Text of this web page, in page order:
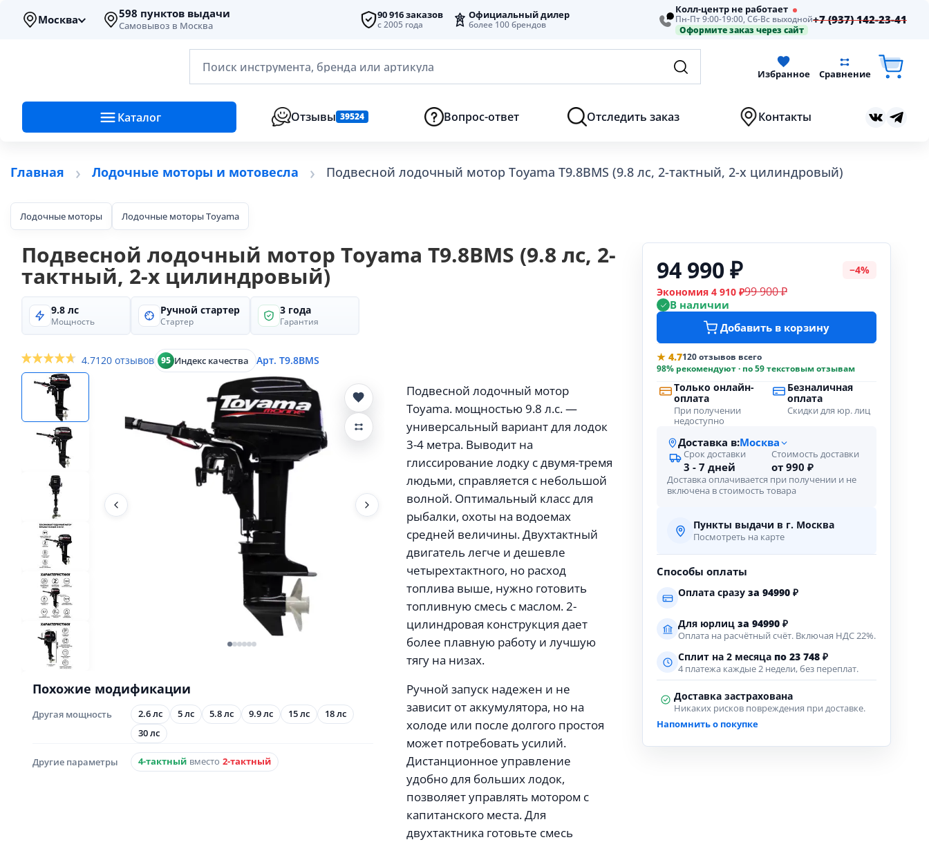
Москва 598 пунктов выдачи
Самовывоз в Москва
90 916 заказов
с 2005 года
Официальный дилер
более 100 брендов
Колл-центр не работает
Пн-Пт 9:00-19:00, Сб-Вс выходной
Оформите заказ через сайт
+7 (937) 142-23-41
Поиск инструмента, бренда или артикула Избранное Сравнение
Каталог Отзывы 39524 Вопрос-ответ Отследить заказ Контакты
Главная Лодочные моторы и мотовесла Подвесной лодочный мотор Toyama T9.8BMS (9.8 лс, 2-тактный, 2-х цилиндровый)
Лодочные моторы Лодочные моторы Toyama
Подвесной лодочный мотор Toyama T9.8BMS (9.8 лс, 2-
тактный, 2-х цилиндровый)
9.8 лс
Мощность
Ручной стартер
Стартер
3 года
Гарантия
4.7120 отзывов 95 Индекс качества Арт. T9.8BMS
Похожие модификации
Другая мощность 2.6 лс 5 лс 5.8 лс 9.9 лс 15 лс
18 лс
30 лс
Другие параметры 4-тактный вместо 2-тактный
Подвесной лодочный мотор
Toyama. мощностью 9.8 л.с. —
универсальный вариант для лодок
3-4 метра. Выводит на
глиссирование лодку с двумя-тремя
людьми, справляется с небольшой
волной. Оптимальный класс для
рыбалки, охоты на водоемах
средней величины. Двухтактный
двигатель легче и дешевле
четырехтактного, но расход
топлива выше, нужно готовить
топливную смесь с маслом. 2-
цилиндровая конструкция дает
более плавную работу и лучшую
тягу на низах.
Ручной запуск надежен и не
зависит от аккумулятора, но на
холоде или после долгого простоя
может потребовать усилий.
Дистанционное управление
удобно для больших лодок,
позволяет управлять мотором с
капитанского места. Для
двухтактника готовьте смесь
94 990 ₽ −4%
99 900 ₽
Экономия 4 910 ₽
В наличии
Добавить в корзину
★ 4.7120 отзывов всего
98% рекомендуют · по 59 текстовым отзывам
Только онлайн-
оплата
При получении
недоступно
Безналичная
оплата
Скидки для юр. лиц
Доставка в:Москва
Срок доставки
3 - 7 дней
Стоимость доставки
от 990 ₽
Доставка оплачивается при получении и не
включена в стоимость товара
Пункты выдачи в г. Москва
Посмотреть на карте
Способы оплаты
Оплата сразу за 94990 ₽
Для юрлиц за 94990 ₽
Оплата на расчётный счёт. Включая НДС 22%.
Сплит на 2 месяца по 23 748 ₽
4 платежа каждые 2 недели, без переплат.
Доставка застрахована
Никаких рисков повреждения при доставке.
Напомнить о покупке